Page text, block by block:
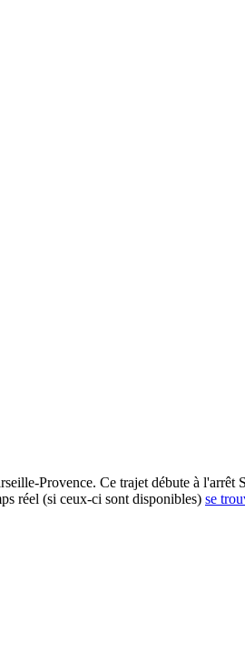
Provence. Ce trajet débute à
réel (si ceux-ci sont disponibles) se